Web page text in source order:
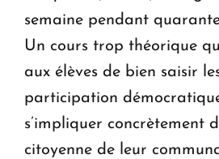
semaine pendant
Un cours trop théorique
aux élèves de bien saisir
participation
s’impliquer concrètement
citoyenne de leur